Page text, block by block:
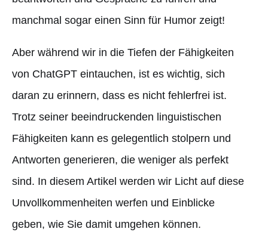
manchmal sogar einen Sinn für Humor zeigt!
Aber während wir in die Tiefen der Fähigkeiten
von ChatGPT eintauchen, ist es wichtig, sich
daran zu erinnern, dass es nicht fehlerfrei ist.
Trotz seiner beeindruckenden linguistischen
Fähigkeiten kann es gelegentlich stolpern und
Antworten generieren, die weniger als perfekt
sind. In diesem Artikel werden wir Licht auf diese
Unvollkommenheiten werfen und Einblicke
geben, wie Sie damit umgehen können.